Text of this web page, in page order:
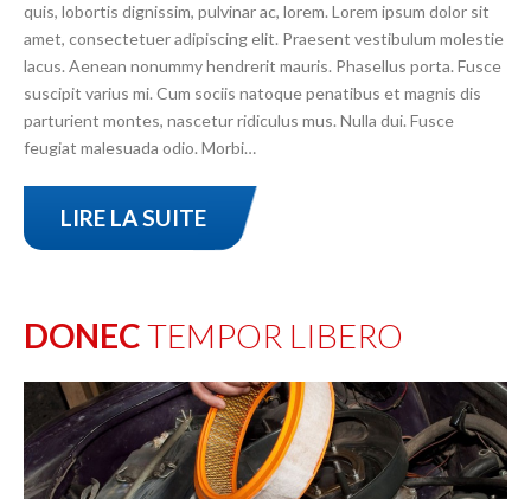
quis, lobortis dignissim, pulvinar ac, lorem. Lorem ipsum dolor sit
amet, consectetuer adipiscing elit. Praesent vestibulum molestie
lacus. Aenean nonummy hendrerit mauris. Phasellus porta. Fusce
suscipit varius mi. Cum sociis natoque penatibus et magnis dis
parturient montes, nascetur ridiculus mus. Nulla dui. Fusce
feugiat malesuada odio. Morbi…
LIRE LA SUITE
DONECTEMPOR LIBERO